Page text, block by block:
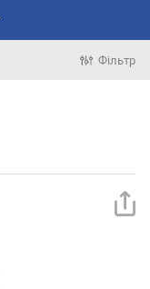
Фільтр